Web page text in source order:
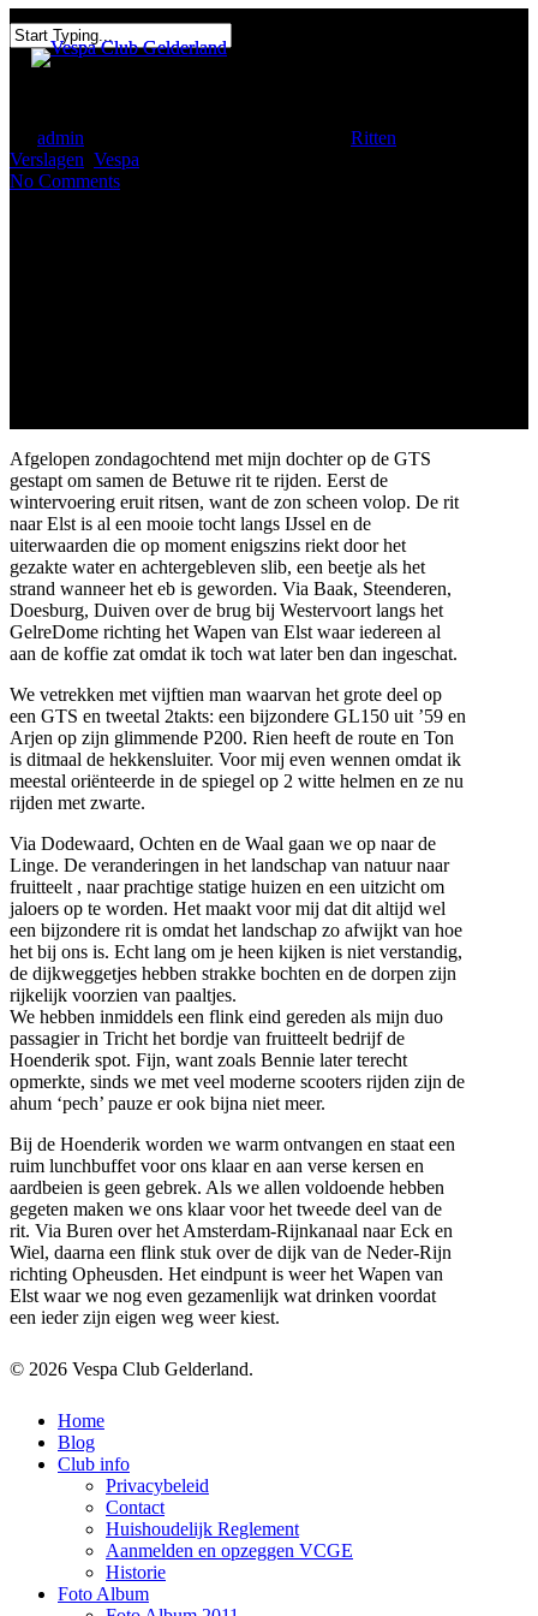
to
main
Close
admin Ritten
Verslagen Vespa
No Comments
Afgelopen zondagochtend met mijn dochter op de GTS
gestapt om samen de Betuwe rit te rijden. Eerst de
wintervoering eruit ritsen, want de zon scheen volop. De rit
naar Elst is al een mooie tocht langs IJssel en de
uiterwaarden die op moment enigszins riekt door het
gezakte water en achtergebleven slib, een beetje als het
strand wanneer het eb is geworden. Via Baak, Steenderen,
Doesburg, Duiven over de brug bij Westervoort langs het
GelreDome richting het Wapen van Elst waar iedereen al
aan de koffie zat omdat ik toch wat later ben dan ingeschat.
We vetrekken met vijftien man waarvan het grote deel op
een GTS en tweetal 2takts: een bijzondere GL150 uit ’59 en
Arjen op zijn glimmende P200. Rien heeft de route en Ton
is ditmaal de hekkensluiter. Voor mij even wennen omdat ik
meestal oriënteerde in de spiegel op 2 witte helmen en ze nu
rijden met zwarte.
Via Dodewaard, Ochten en de Waal gaan we op naar de
Linge. De veranderingen in het landschap van natuur naar
fruitteelt , naar prachtige statige huizen en een uitzicht om
jaloers op te worden. Het maakt voor mij dat dit altijd wel
een bijzondere rit is omdat het landschap zo afwijkt van hoe
het bij ons is. Echt lang om je heen kijken is niet verstandig,
de dijkweggetjes hebben strakke bochten en de dorpen zijn
rijkelijk voorzien van paaltjes.
We hebben inmiddels een flink eind gereden als mijn duo
passagier in Tricht het bordje van fruitteelt bedrijf de
Hoenderik spot. Fijn, want zoals Bennie later terecht
opmerkte, sinds we met veel moderne scooters rijden zijn de
ahum ‘pech’ pauze er ook bijna niet meer.
Bij de Hoenderik worden we warm ontvangen en staat een
ruim lunchbuffet voor ons klaar en aan verse kersen en
aardbeien is geen gebrek. Als we allen voldoende hebben
gegeten maken we ons klaar voor het tweede deel van de
rit. Via Buren over het Amsterdam-Rijnkanaal naar Eck en
Wiel, daarna een flink stuk over de dijk van de Neder-Rijn
richting Opheusden. Het eindpunt is weer het Wapen van
Elst waar we nog even gezamenlijk wat drinken voordat
een ieder zijn eigen weg weer kiest.
© 2026 Vespa Club Gelderland.
Close
Menu
Home
Blog
Club info
Privacybeleid
Contact
Huishoudelijk Reglement
Aanmelden en opzeggen VCGE
Historie
Foto Album